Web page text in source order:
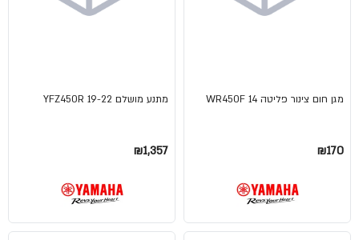
מגן חום צינור פליטה WR450F 14
₪170
מתנע מושלם 22-YFZ450R 19
₪1,357